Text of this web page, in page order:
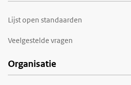
Lijst open standaarden
Veelgestelde vragen
Organisatie